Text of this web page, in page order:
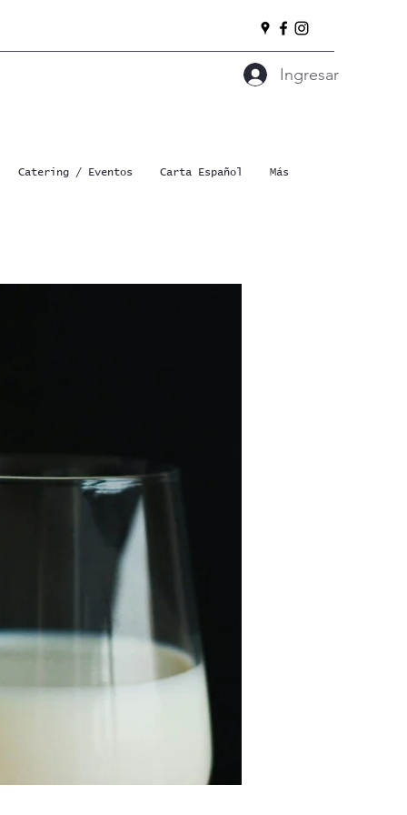
Ingresar
Catering / Eventos Carta Español Más